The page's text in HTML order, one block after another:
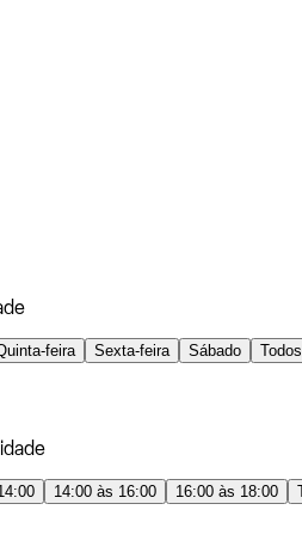
feira Sexta-feira Sábado Todos
14:00 às 16:00 16:00 às 18:00